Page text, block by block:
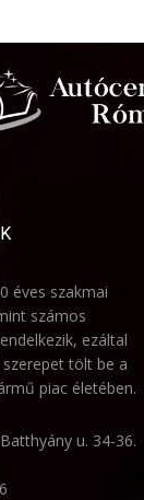
éves szakmai
számos
ezáltal
tölt be a
piac életében.
u. 34-36.